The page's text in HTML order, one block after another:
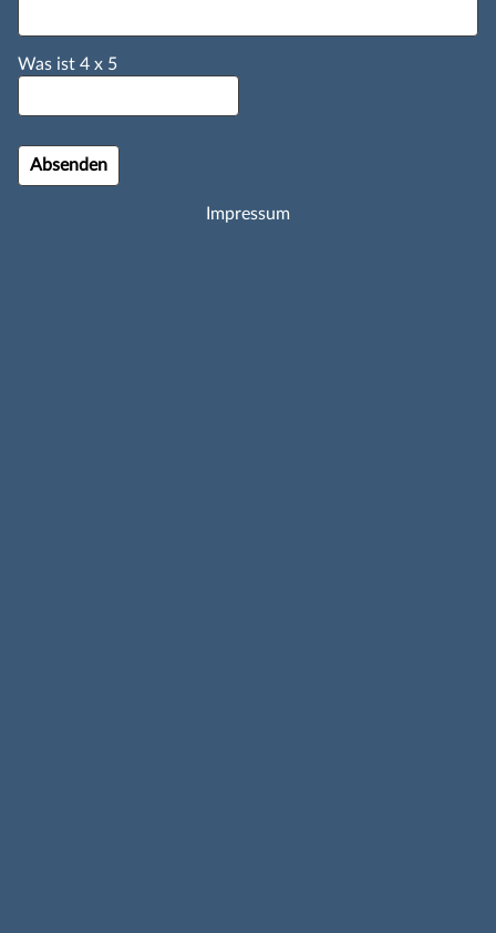
Was ist 4 x 5
Impressum